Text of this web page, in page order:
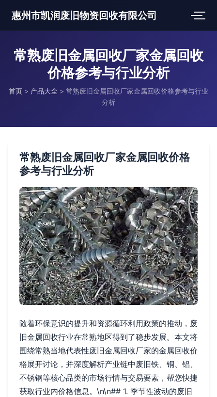
惠州市凯润废旧物资回收有限公司
常熟废旧金属回收厂家金属回收
价格参考与行业分析
首页 > 产品大全 > 常熟废旧金属回收厂家金属回收价格参考与行业
分析
常熟废旧金属回收厂家金属回收价格
参考与行业分析
随着环保意识的提升和资源循环利用政策的推动，废
旧金属回收行业在常熟地区得到了稳步发展。本文将
围绕常熟当地代表性废旧金属回收厂家的金属回收价
格展开讨论，并深度解析产业链中废旧铁、铜、铝、
不锈钢等核心品类的市场行情与交易要素，帮您快捷
获取行业内价格信息。\n\n## 1. 季节性波动的废旧